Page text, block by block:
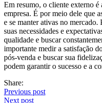
Em resumo, o cliente externo
empresa. É por meio dele que
e se manter ativas no
suas necessidades e
qualidade e buscar
importante medir a satisfação
pós-venda e buscar sua
podem garantir o sucesso e a
Share:
Previous post
Next post